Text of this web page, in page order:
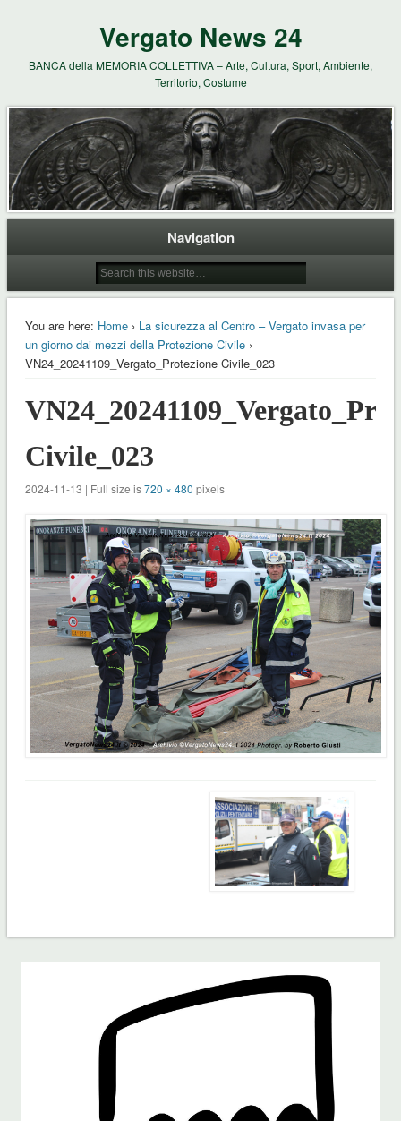
Vergato News 24
BANCA della MEMORIA COLLETTIVA – Arte, Cultura, Sport, Ambiente,
Territorio, Costume
Navigation
You are here: Home› La sicurezza al Centro – Vergato invasa per
un giorno dai mezzi della Protezione Civile›
VN24_20241109_Vergato_Protezione Civile_023
Civile_023
2024-11-13 | Full size is720 × 480 pixels